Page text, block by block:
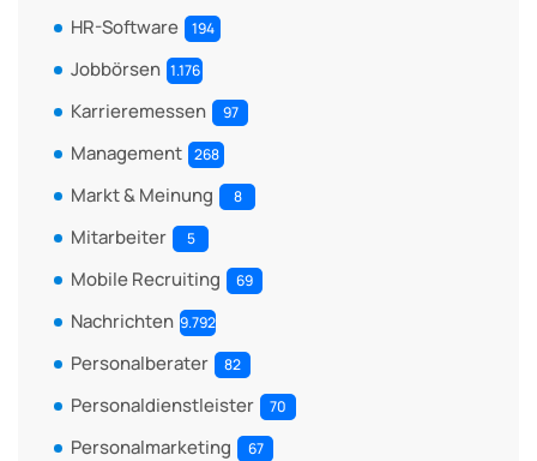
HR-Software 194
Jobbörsen 1.176
Karrieremessen 97
Management 268
Markt & Meinung 8
Mitarbeiter 5
Mobile Recruiting 69
Nachrichten 9.792
Personalberater 82
Personaldienstleister 70
Personalmarketing 67